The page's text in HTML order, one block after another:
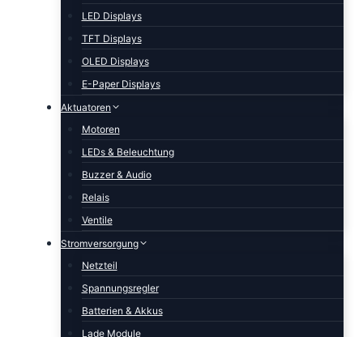
LED Displays
TFT Displays
OLED Displays
E-Paper Displays
Aktuatoren
Motoren
LEDs & Beleuchtung
Buzzer & Audio
Relais
Ventile
Stromversorgung
Netzteil
Spannungsregler
Batterien & Akkus
Lade Module